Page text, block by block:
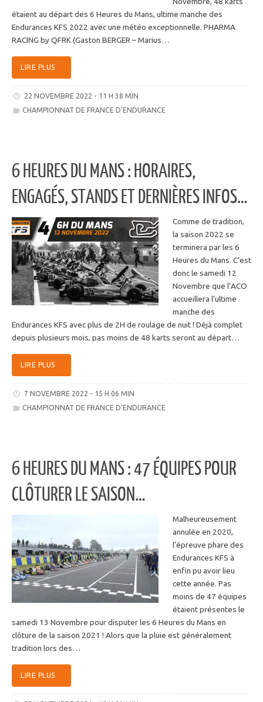
étaient au départ des 6 Heures du Mans, ultime manche des
Endurances KFS 2022 avec une météo exceptionnelle. PHARMA
RACING by QFRK (Gaston BERGER – Marius…
LIRE PLUS
22 NOVEMBRE 2022 - 11 H 38 MIN
CHAMPIONNAT DE FRANCE D'ENDURANCE
6 HEURES DU MANS : HORAIRES,
ENGAGÉS, STANDS ET DERNIÈRES INFOS…
Comme de tradition,
la saison 2022 se
terminera par les 6
Heures du Mans. C’est
donc le samedi 12
Novembre que l’ACO
accueillera l’ultime
manche des
Endurances KFS avec plus de 2H de roulage de nuit ! Déjà complet
depuis plusieurs mois, pas moins de 48 karts seront au départ…
LIRE PLUS
7 NOVEMBRE 2022 - 15 H 06 MIN
CHAMPIONNAT DE FRANCE D'ENDURANCE
6 HEURES DU MANS : 47 ÉQUIPES POUR
CLÔTURER LE SAISON…
Malheureusement
annulée en 2020,
l’épreuve phare des
Endurances KFS à
enfin pu avoir lieu
cette année. Pas
moins de 47 équipes
étaient présentes le
samedi 13 Novembre pour disputer les 6 Heures du Mans en
clôture de la saison 2021 ! Alors que la pluie est généralement
tradition lors des…
LIRE PLUS